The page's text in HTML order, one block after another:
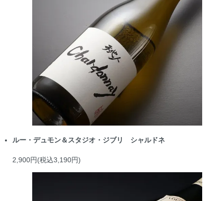
ルー・デュモン＆スタジオ・ジブリ シャルドネ
2,900円(税込3,190円)